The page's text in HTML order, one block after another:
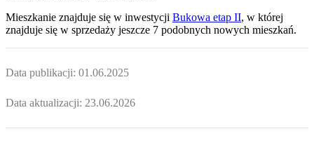
Mieszkanie znajduje się w inwestycji Bukowa etap II, w której
znajduje się w sprzedaży jeszcze 7 podobnych nowych mieszkań.
Data publikacji: 01.06.2025
Data aktualizacji: 23.06.2026